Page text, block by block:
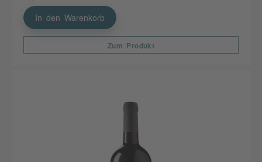
In den Warenkorb
Zum Produkt